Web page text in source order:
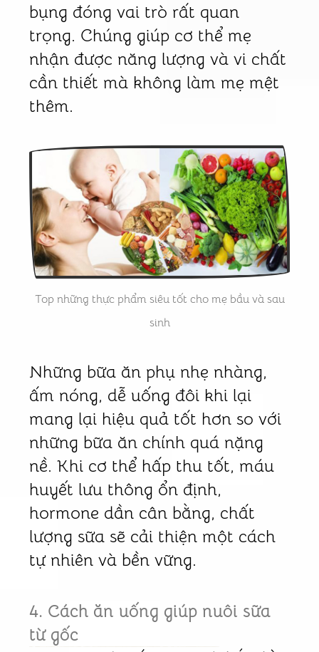
bụng đóng vai trò rất quan
trọng. Chúng giúp cơ thể mẹ
nhận được năng lượng và vi chất
cần thiết mà không làm mẹ mệt
thêm.
Top những thực phẩm siêu tốt cho mẹ bầu và sau
sinh
Những bữa ăn phụ nhẹ nhàng,
ấm nóng, dễ uống đôi khi lại
mang lại hiệu quả tốt hơn so với
những bữa ăn chính quá nặng
nề. Khi cơ thể hấp thu tốt, máu
huyết lưu thông ổn định,
hormone dần cân bằng, chất
lượng sữa sẽ cải thiện một cách
tự nhiên và bền vững.
4. Cách ăn uống giúp nuôi sữa
từ gốc